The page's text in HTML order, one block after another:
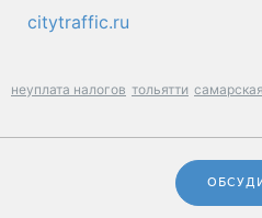
citytraffic.ru
неуплата налогов тольятти